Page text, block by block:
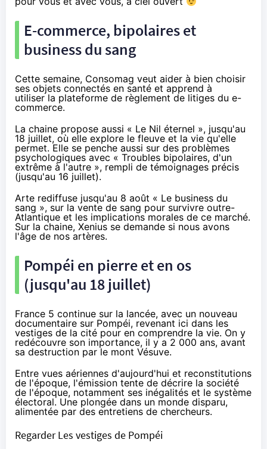
E-commerce, bipolaires et
business du sang
Cette semaine, Consomag veut aider à bien choisir
ses objets connectés en santé et apprend à
utiliser la plateforme de règlement de litiges du e-
commerce.
La chaine propose aussi « Le Nil éternel », jusqu'au
18 juillet, où elle explore le fleuve et la vie qu'elle
permet. Elle se penche aussi sur des problèmes
psychologiques avec « Troubles bipolaires, d'un
extrême à l'autre », rempli de témoignages précis
(jusqu'au 16 juillet).
Arte rediffuse jusqu'au 8 août « Le business du
sang », sur la vente de sang pour survivre outre-
Atlantique et les implications morales de ce marché.
Sur la chaine, Xenius se demande si nous avons
l'âge de nos artères.
Pompéi en pierre et en os
(jusqu'au 18 juillet)
France 5 continue sur la lancée, avec un nouveau
documentaire sur Pompéi, revenant ici dans les
vestiges de la cité pour en comprendre la vie. On y
redécouvre son importance, il y a 2 000 ans, avant
sa destruction par le mont Vésuve.
Entre vues aériennes d'aujourd'hui et reconstitutions
de l'époque, l'émission tente de décrire la société
de l'époque, notamment ses inégalités et le système
électoral. Une plongée dans un monde disparu,
alimentée par des entretiens de chercheurs.
Regarder Les vestiges de Pompéi